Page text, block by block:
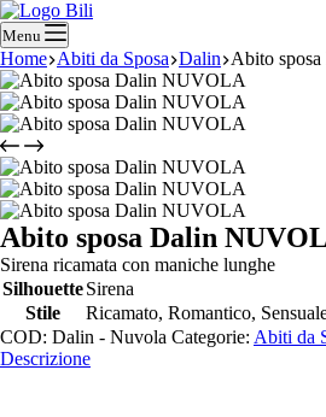
Menu
Home Abiti da Sposa Dalin Abito
Abito sposa Dalin
Sirena ricamata con maniche lunghe
SilhouetteSirena
Stile
Ricamato, Romantico,
COD: Dalin - Nuvola Categorie: Abiti da
Descrizione